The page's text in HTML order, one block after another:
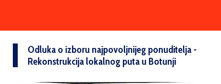
Odluka o izboru najpovoljnijeg ponuditelja -
Rekonstrukcija lokalnog puta u Botunji